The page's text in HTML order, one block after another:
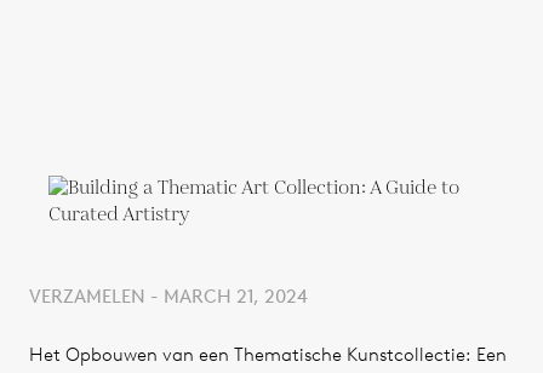
VERZAMELEN - MARCH 21, 2024
Het Opbouwen van een Thematische Kunstcollectie: Een